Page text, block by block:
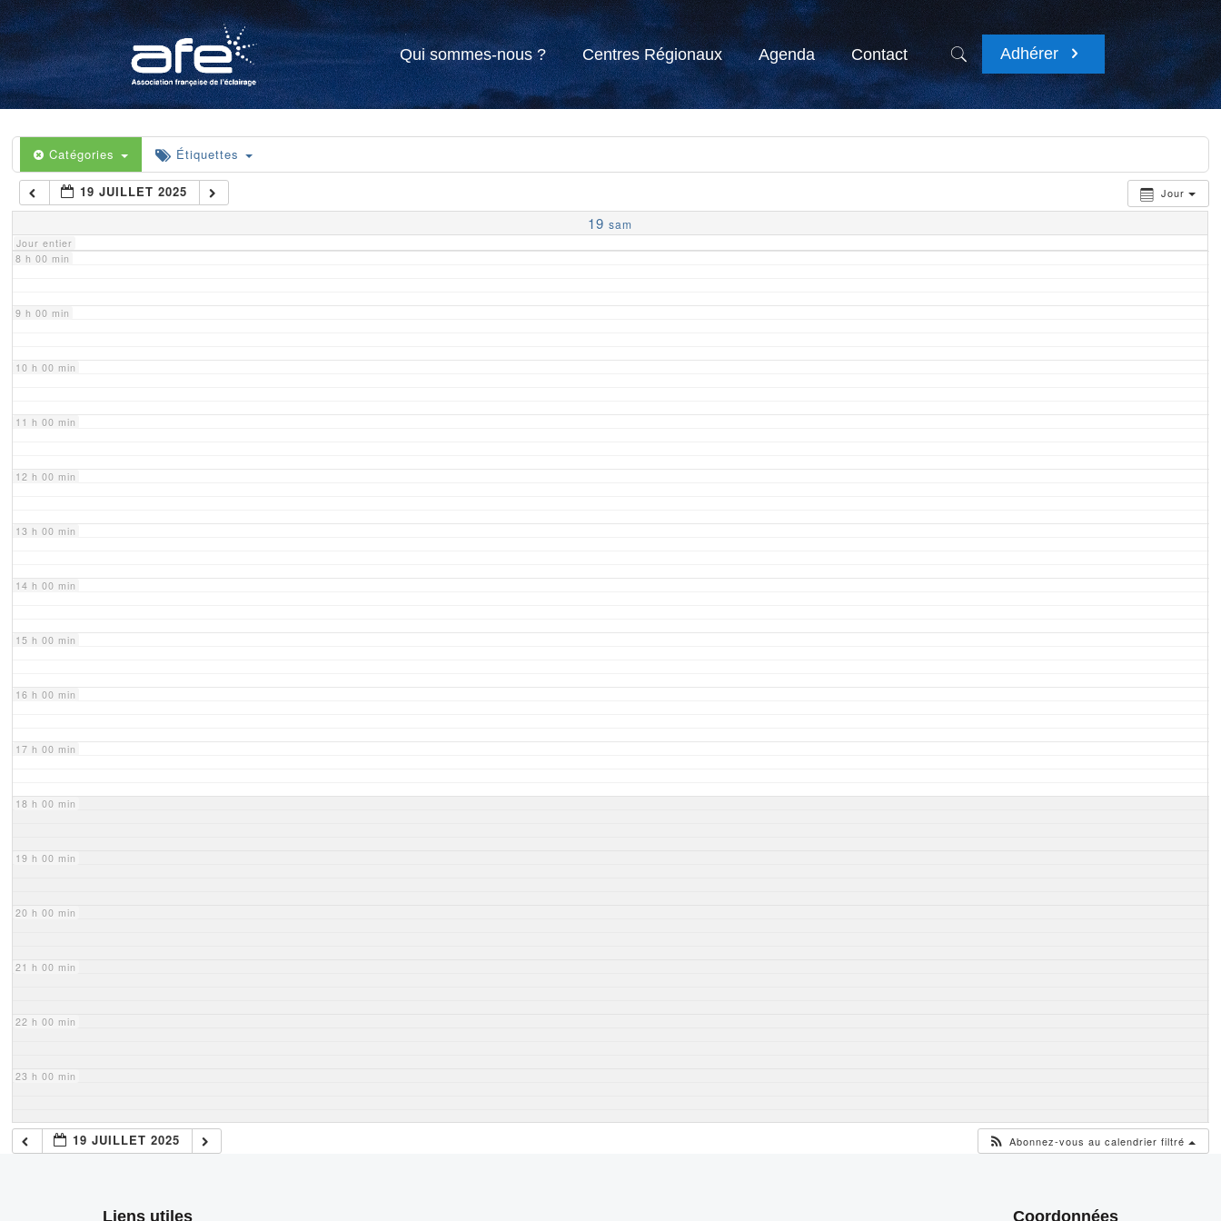
Qui sommes-nous ? Centres Régionaux Agenda Contact Adhérer
Catégories Étiquettes
Jour
19 JUILLET 2025
19 sam
Jour entier
4 h 00 min
5 h 00 min
6 h 00 min
7 h 00 min
8 h 00 min
9 h 00 min
10 h 00 min
11 h 00 min
12 h 00 min
13 h 00 min
14 h 00 min
15 h 00 min
16 h 00 min
17 h 00 min
18 h 00 min
19 h 00 min
20 h 00 min
21 h 00 min
22 h 00 min
23 h 00 min
19 JUILLET 2025 Abonnez-vous au calendrier filtré
Liens utiles Coordonnées